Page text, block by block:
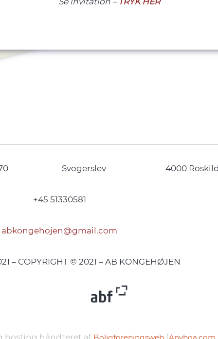
Svogerslev 4000
+45 51330581
abkongehojen@gmail.com
– COPYRIGHT © 2021 – AB KONGEHØJEN